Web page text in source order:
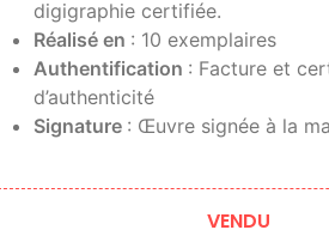
digigraphie certifiée.
Réalisé en : 10 exemplaires
Authentification : Facture et
d’authenticité
Signature : Œuvre signée à la
VENDU